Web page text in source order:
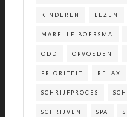
KINDEREN LEZEN
MARELLE BOERSMA
ODD OPVOEDEN
PRIORITEIT RELAX
SCHRIJFPROCES
SCHRIJVEN SPA